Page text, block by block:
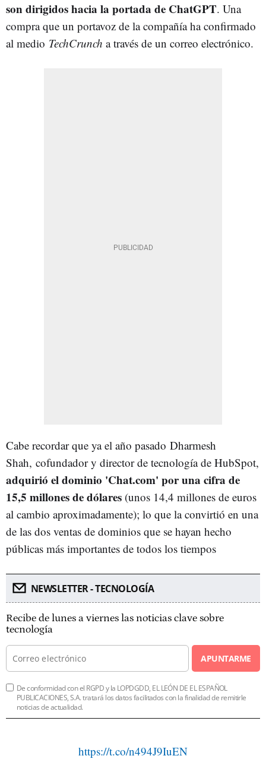
son dirigidos hacia la portada de ChatGPT. Una
compra que un portavoz de la compañía ha confirmado
al medio TechCrunch a través de un correo electrónico.
Cabe recordar que ya el año pasado Dharmesh
Shah, cofundador y director de tecnología de HubSpot,
adquirió el dominio 'Chat.com' por una cifra de
15,5 millones de dólares (unos 14,4 millones de euros
al cambio aproximadamente); lo que la convirtió en una
de las dos ventas de dominios que se hayan hecho
públicas más importantes de todos los tiempos
NEWSLETTER - TECNOLOGÍA
Recibe de lunes a viernes las noticias clave sobre
tecnología
APUNTARME
De conformidad con el RGPD y la LOPDGDD, EL LEÓN DE EL ESPAÑOL
PUBLICACIONES, S.A. tratará los datos facilitados con la finalidad de remitirle
noticias de actualidad.
https://t.co/n494J9IuEN